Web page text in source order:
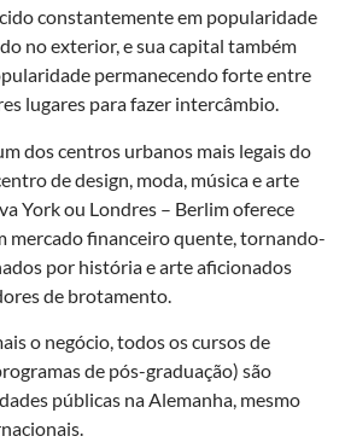
constantemente em popularidade
no exterior, e sua capital também
permanecendo forte entre
lugares para fazer intercâmbio.
dos centros urbanos mais legais do
de design, moda, música e arte
York ou Londres – Berlim oferece
mercado financeiro quente, tornando-
por história e arte aficionados
de brotamento.
o negócio, todos os cursos de
de pós-graduação) são
públicas na Alemanha, mesmo